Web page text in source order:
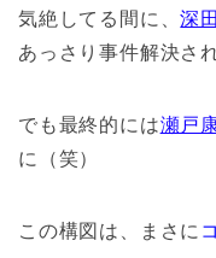
気絶してる間に、深
あっさり事件解決さ
でも最終的には瀬戸
に（笑）
この構図は、まさに